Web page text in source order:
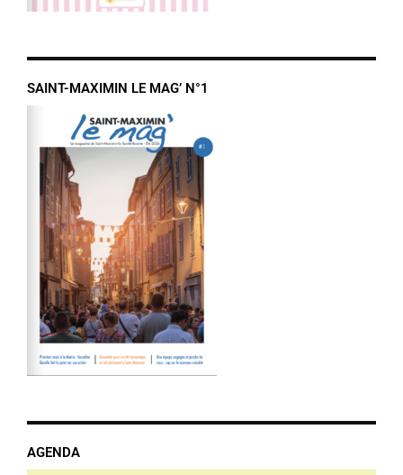
SAINT-MAXIMIN LE MAG’ N°1
AGENDA